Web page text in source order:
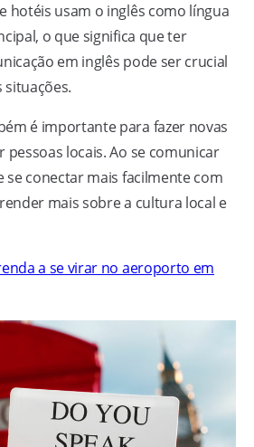
hotéis usam o inglês como língua
o que significa que ter
em inglês pode ser crucial
situações.
é importante para fazer novas
pessoas locais. Ao se comunicar
se conectar mais facilmente com
mais sobre a cultura local e
a se virar no aeroporto em